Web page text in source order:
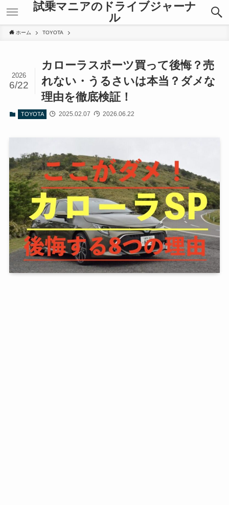
試乗マニアのドライブジャーナ
ル
ホーム TOYOTA
カローラスポーツ買って後悔？売
れない・うるさいは本当？ダメな
理由を徹底検証！
2026
6/22
TOYOTA 2025.02.07 2026.06.22